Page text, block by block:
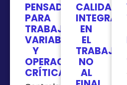
PENSADO
PARA
TRABAJOS
VARIABLES
Y
OPERACIONES
CRÍTICAS
CALIDAD
EN
EL
TRABAJO,
NO
AL